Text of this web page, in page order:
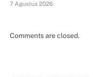
7 Agustus 2026
Comments are closed.